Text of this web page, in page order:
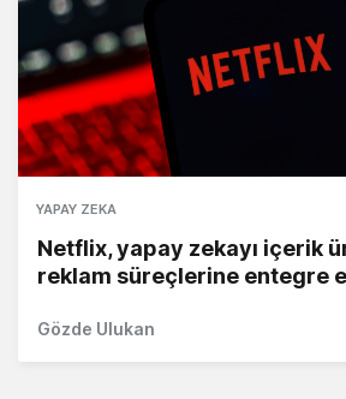
YAPAY ZEKA
Netflix, yapay zekayı içerik
reklam süreçlerine entegre
Gözde Ulukan